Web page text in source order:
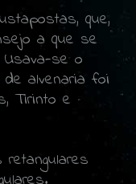
que,
a que se
se o
alvenaria foi
Tirinto e